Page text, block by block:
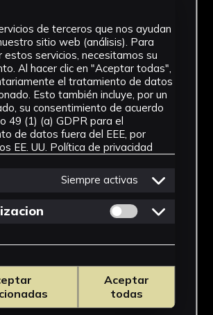
de terceros que nos ayudan
sitio web (análisis). Para
estos servicios, necesitamos su
Al hacer clic en "Aceptar todas",
el tratamiento de datos
Esto también incluye, por un
su consentimiento de acuerdo
49 (1) (a) GDPR para el
de datos fuera del EEE, por
EE. UU. Política de privacidad
Siempre activas
Permitir cookies
Aceptar
todas